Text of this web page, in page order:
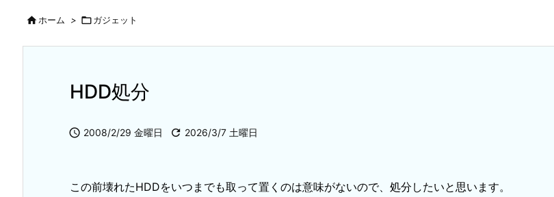
ホーム > ガジェット
HDD処分
 2008/2/29 金曜日  2026/3/7 土曜日
この前壊れたHDDをいつまでも取って置くのは意味がないので、処分したいと思います。